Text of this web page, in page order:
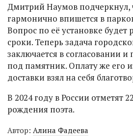
Дмитрий Наумов подчеркнул,
гармонично впишется в
Вопрос по её установке будет
сроки. Теперь задача
заключается в согласовании
под памятник. Оплату же его
доставки взял на себя
В 2024 году в России отметят
рождения поэта.
Автор: Алина Фадеева